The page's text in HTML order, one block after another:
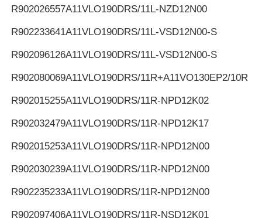
R902026557A11VLO190DRS/11L-NZD12N00
R902233641A11VLO190DRS/11L-VSD12N00-S
R902096126A11VLO190DRS/11L-VSD12N00-S
R902080069A11VLO190DRS/11R+A11VO130EP2/10R
R902015255A11VLO190DRS/11R-NPD12K02
R902032479A11VLO190DRS/11R-NPD12K17
R902015253A11VLO190DRS/11R-NPD12N00
R902030239A11VLO190DRS/11R-NPD12N00
R902235233A11VLO190DRS/11R-NPD12N00
R902097406A11VLO190DRS/11R-NSD12K01